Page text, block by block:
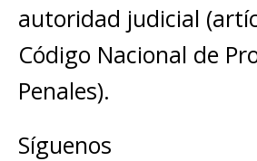
autoridad judicial
Código Nacional de
Penales).
Síguenos